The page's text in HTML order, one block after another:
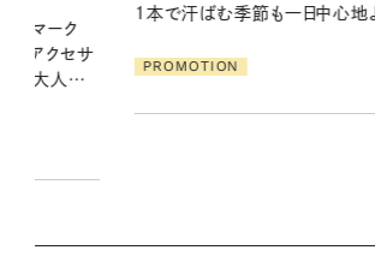
に過ごす私の新習慣
PROMOTION